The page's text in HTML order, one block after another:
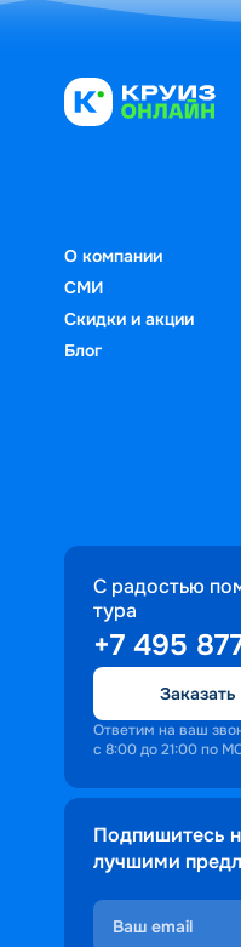
О компании
СМИ
Скидки и акции
Блог
С радостью
тура
+7 495
Ответим на ваш
с 8:00 до 21:00 по
Подпишитесь
лучшими